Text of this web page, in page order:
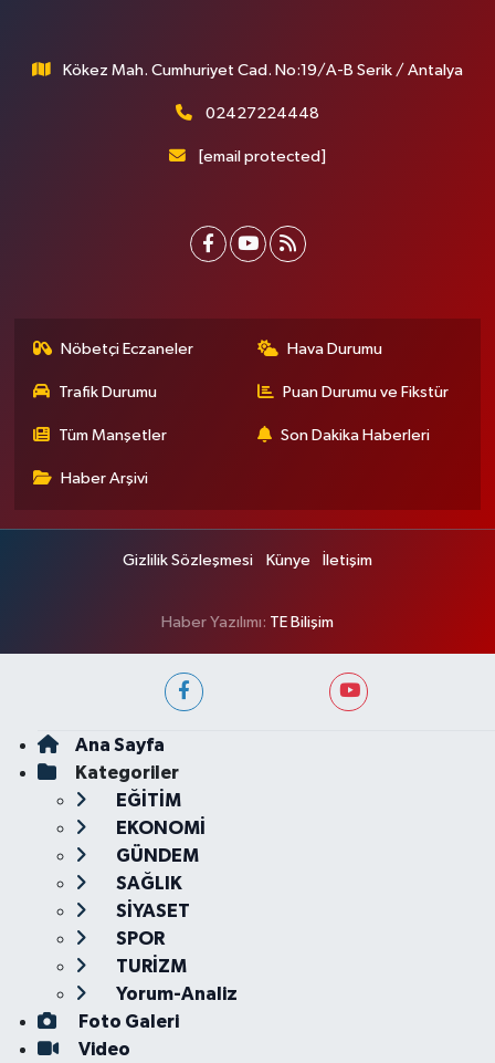
Kökez Mah. Cumhuriyet Cad. No:19/A-B Serik / Antalya
02427224448
[email protected]
Nöbetçi Eczaneler Hava Durumu
Trafik Durumu Puan Durumu ve Fikstür
Tüm Manşetler Son Dakika Haberleri
Haber Arşivi
Gizlilik Sözleşmesi Künye İletişim
Haber Yazılımı: TE Bilişim
Ana Sayfa
Kategoriler
EĞİTİM
EKONOMİ
GÜNDEM
SAĞLIK
SİYASET
SPOR
TURİZM
Yorum-Analiz
Foto Galeri
Video